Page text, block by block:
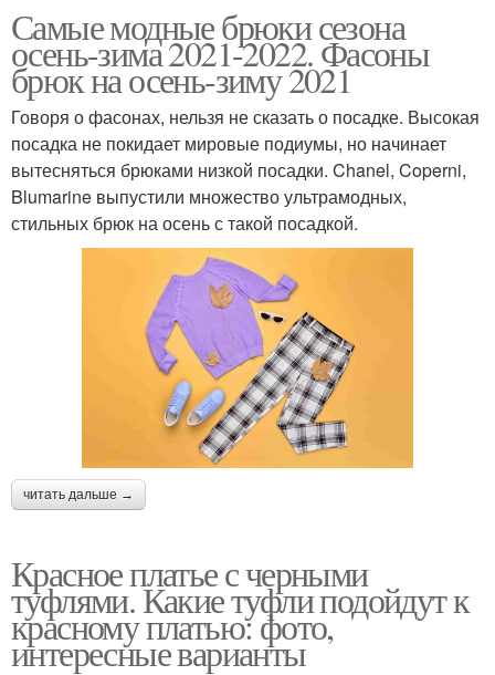
Самые модные брюки сезона
осень-зима 2021-2022. Фасоны
брюк на осень-зиму 2021
Говоря о фасонах, нельзя не сказать о посадке. Высокая
посадка не покидает мировые подиумы, но начинает
вытесняться брюками низкой посадки. Chanel, Coperni,
Blumarine выпустили множество ультрамодных,
стильных брюк на осень с такой посадкой.
читать дальше →
Красное платье с черными
туфлями. Какие туфли подойдут к
красному платью: фото,
интересные варианты